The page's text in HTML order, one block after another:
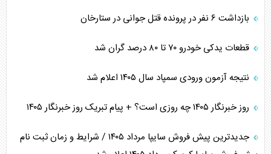
بازداشت ۶ نفر در پرونده قتل جوانی در ستارخان
قطعات یدکی خودرو ۷۰ تا ۸۰ درصد گران شد
نتیجه آزمون ورودی سمپاد سال ۱۴۰۵ اعلام شد
روز خبرنگار ۱۴۰۵ چه روزی است؟ + پیام تبریک روز خبرنگار ۱۴۰۵
جدیدترین پیش فروش سایپا مرداد ۱۴۰۵ / شرایط و زمان ثبت نام